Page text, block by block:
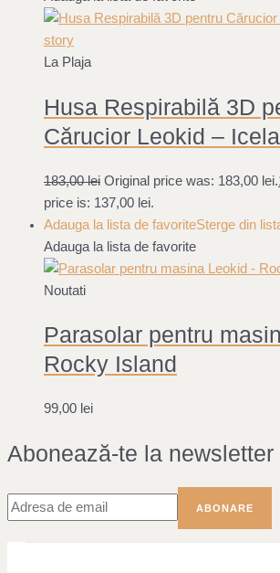
La Plaja
Husa Respirabilă 3D
Cărucior Leokid –
183,00lei Original price was: 183,00 lei.
price is: 137,00 lei.
Adauga la lista de favoriteSterge din
Adauga la lista de favorite
Noutati
Parasolar pentru
Rocky Island
99,00 lei
Abonează-te la newsletter